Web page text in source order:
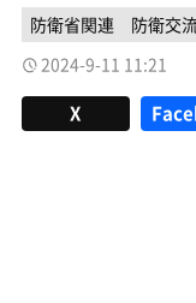
防衛省関連 防衛交
2024-9-11 11:21
X